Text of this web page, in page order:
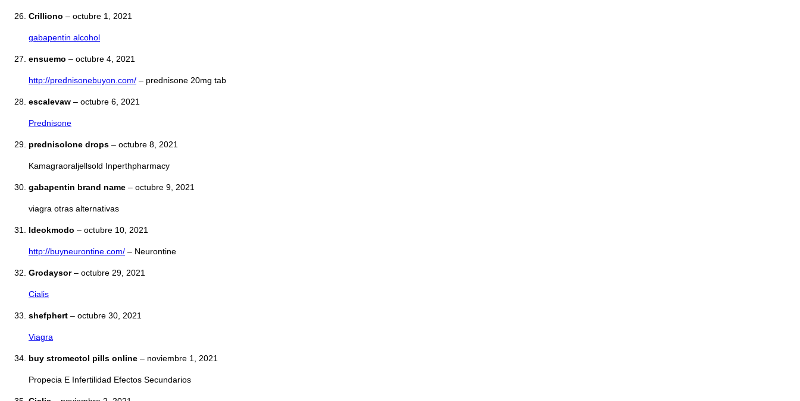
Crilliono – octubre 1, 2021
gabapentin alcohol
ensuemo – octubre 4, 2021
http://prednisonebuyon.com/ – prednisone 20mg tab
escalevaw – octubre 6, 2021
Prednisone
prednisolone drops – octubre 8, 2021
Kamagraoraljellsold Inperthpharmacy
gabapentin brand name – octubre 9, 2021
viagra otras alternativas
Ideokmodo – octubre 10, 2021
http://buyneurontine.com/ – Neurontine
Grodaysor– octubre 29, 2021
Cialis
shefphert – octubre 30, 2021
Viagra
buy stromectol pills online – noviembre 1, 2021
Propecia E Infertilidad Efectos Secundarios